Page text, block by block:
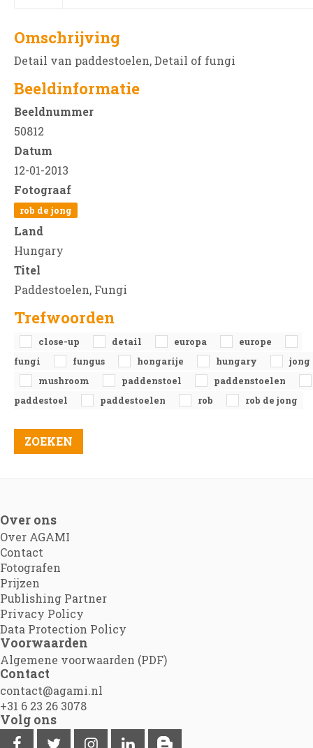
Omschrijving
Detail van paddestoelen, Detail of fungi
Beeldinformatie
Beeldnummer
50812
Datum
12-01-2013
Fotograaf
rob de jong
Land
Hungary
Titel
Paddestoelen, Fungi
Trefwoorden
close-up detail europa
europe
fungi
fungus hongarije hungary
jong
mushroom
paddenstoel
paddenstoelen
paddestoel
paddestoelen rob rob de jong
Over ons
Over AGAMI
Contact
Fotografen
Prijzen
Publishing Partner
Privacy Policy
Data Protection Policy
Voorwaarden
Algemene voorwaarden (PDF)
Contact
contact@agami.nl
+31 6 23 26 3078
Volg ons